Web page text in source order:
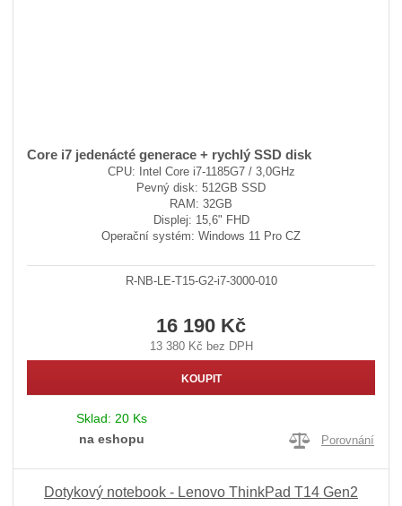
Core i7 jedenácté generace + rychlý SSD disk
CPU: Intel Core i7-1185G7 / 3,0GHz
Pevný disk: 512GB SSD
RAM: 32GB
Displej: 15,6" FHD
Operační systém: Windows 11 Pro CZ
R-NB-LE-T15-G2-i7-3000-010
16 190 Kč
13 380 Kč bez DPH
KOUPIT
Sklad: 20 Ks
na eshopu
Porovnání
Dotykový notebook - Lenovo ThinkPad T14 Gen2